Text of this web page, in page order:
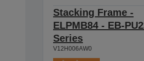
Stacking Frame -
ELPMB84 - EB-
Series
V12H006AW0